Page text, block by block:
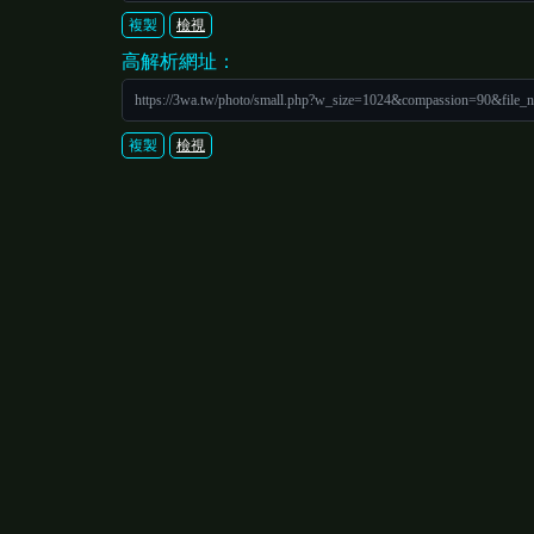
複製 檢視
高解析網址：
https://3wa.tw/photo/
複製 檢視